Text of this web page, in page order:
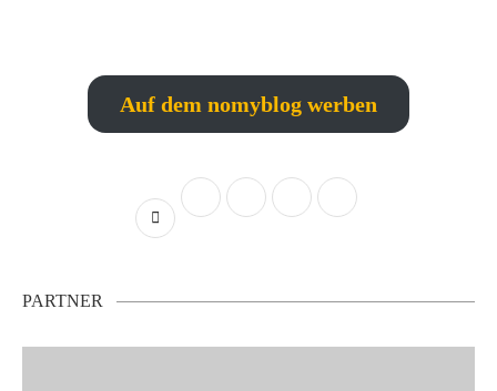
Auf dem nomyblog werben
PARTNER